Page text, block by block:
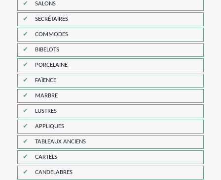
SALONS
SECRÉTAIRES
COMMODES
BIBELOTS
PORCELAINE
FAÏENCE
MARBRE
LUSTRES
APPLIQUES
TABLEAUX ANCIENS
CARTELS
CANDELABRES